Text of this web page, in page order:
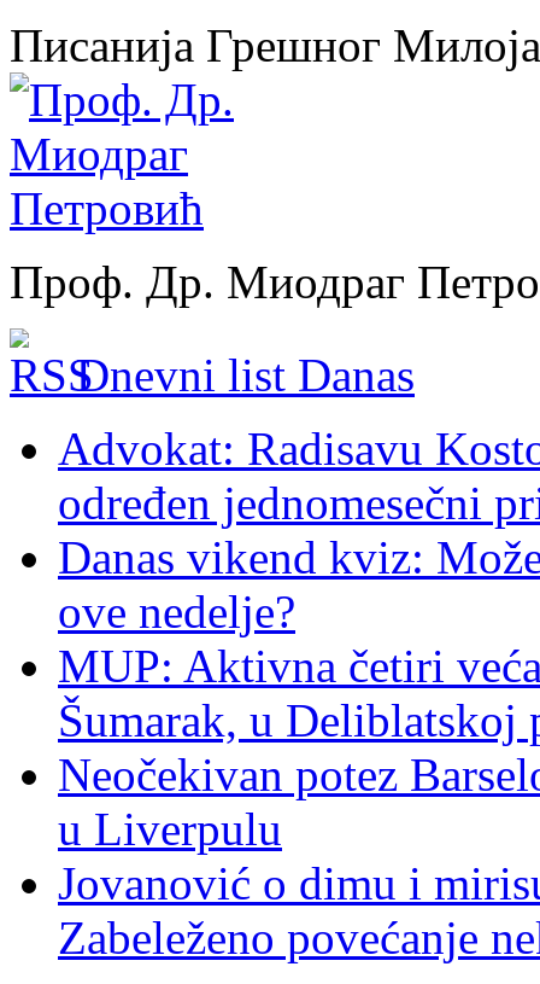
Писанија Грешног Милоја
Проф. Др. Миодраг
Dnevni list Danas
Advokat: Radisavu
određen jednomesečni
Danas vikend kviz:
ove nedelje?
MUP: Aktivna četiri
Šumarak, u Deliblatskoj
Neočekivan potez
u Liverpulu
Jovanović o dimu i
Zabeleženo povećanje